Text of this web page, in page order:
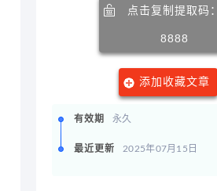
点击复制提取码：
8888
添加收藏文章
有效期 永久
最近更新 2025年07月15日